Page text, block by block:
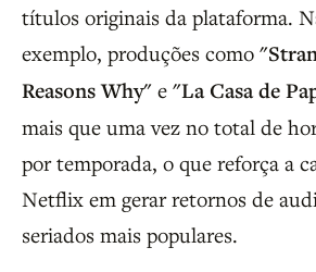
títulos originais da plataforma.
exemplo, produções como
Reasons Why" e "La Casa de
mais que uma vez no total de
por temporada, o que reforça a
Netflix em gerar retornos de
seriados mais populares.